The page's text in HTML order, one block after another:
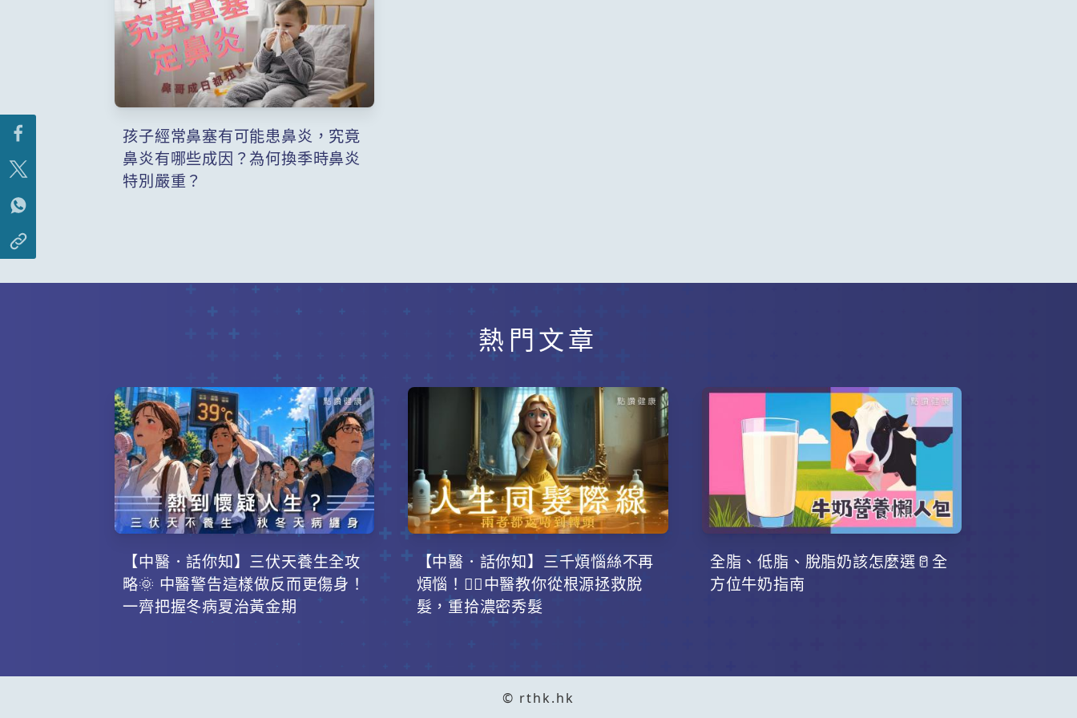
孩子經常鼻塞有可能患鼻炎，究竟
鼻炎有哪些成因？為何換季時鼻炎
特別嚴重？
熱門文章
【中醫．話你知】三伏天養生全攻
略🌞 中醫警告這樣做反而更傷身！
一齊把握冬病夏治黃金期
【中醫．話你知】三千煩惱絲不再
煩惱！💇‍♂️中醫教你從根源拯救脫
髮，重拾濃密秀髮
全脂、低脂、脫脂奶該怎麼選🥛全
方位牛奶指南
© rthk.hk